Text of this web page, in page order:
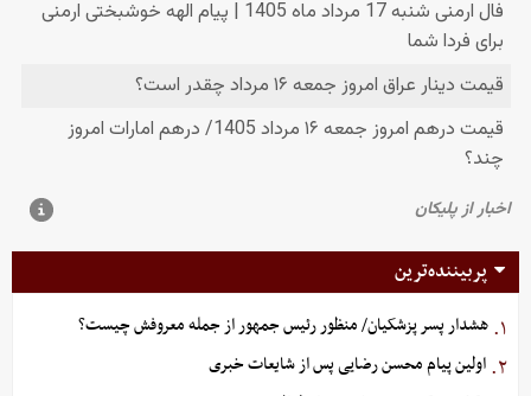
پربیننده‌ترین
۱. هشدار پسر پزشکیان/ منظور رئیس جمهور از جمله معروفش چیست؟
۲. اولین پیام محسن رضایی پس از شایعات خبری